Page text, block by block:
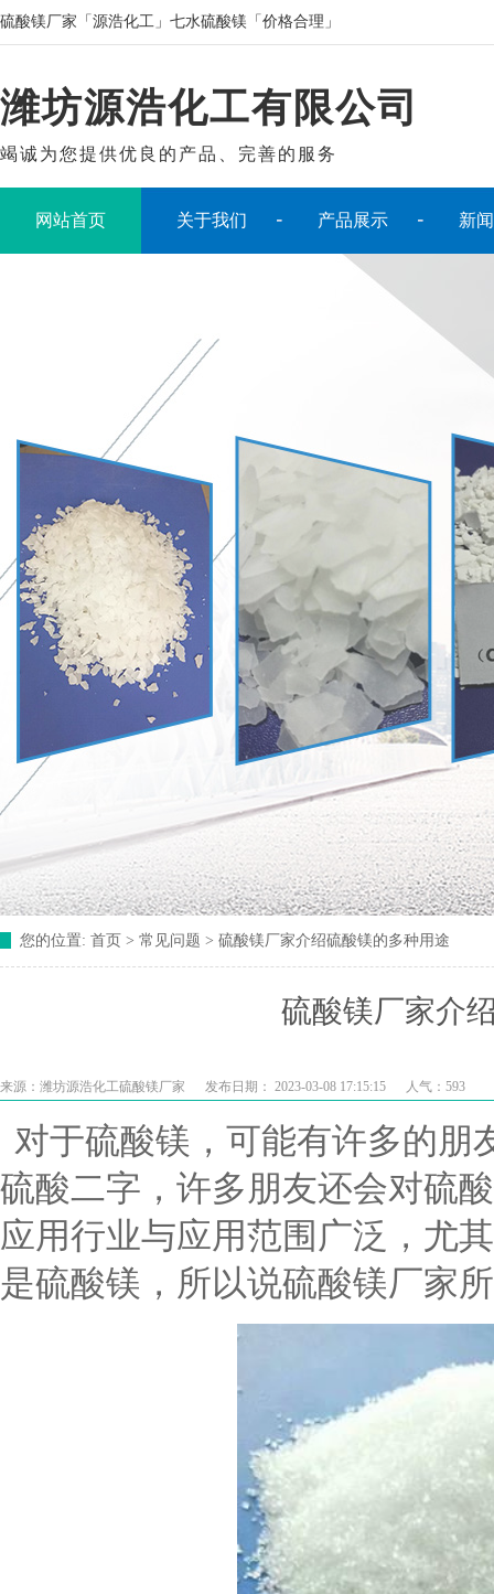
硫酸镁厂家「源浩化工」七水硫酸镁「价格合理」
潍坊源浩化工有限公司
竭诚为您提供优良的产品、完善的服务
网站首页 关于我们 产品展示 新
您的位置: 首页 > 常见问题 > 硫酸镁厂家介绍硫酸镁的多种用途
硫酸镁厂家介
来源： 潍坊源浩化工硫酸镁厂家 发布日期： 2023-03-08 17:15:15 人气： 593
对于硫酸镁，可能有许多的朋
硫酸二字，许多朋友还会对硫
应用行业与应用范围广泛，尤
是硫酸镁，所以说硫酸镁厂家